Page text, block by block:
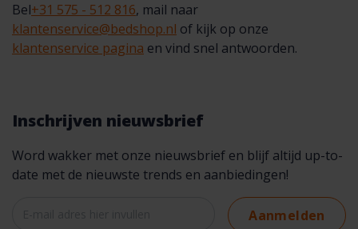
Bel+31 575 - 512 816, mail naar
klantenservice@bedshop.nl of kijk op onze
klantenservice pagina en vind snel antwoorden.
Inschrijven nieuwsbrief
Word wakker met onze nieuwsbrief en blijf altijd up-to-
date met de nieuwste trends en aanbiedingen!
Aanmelden